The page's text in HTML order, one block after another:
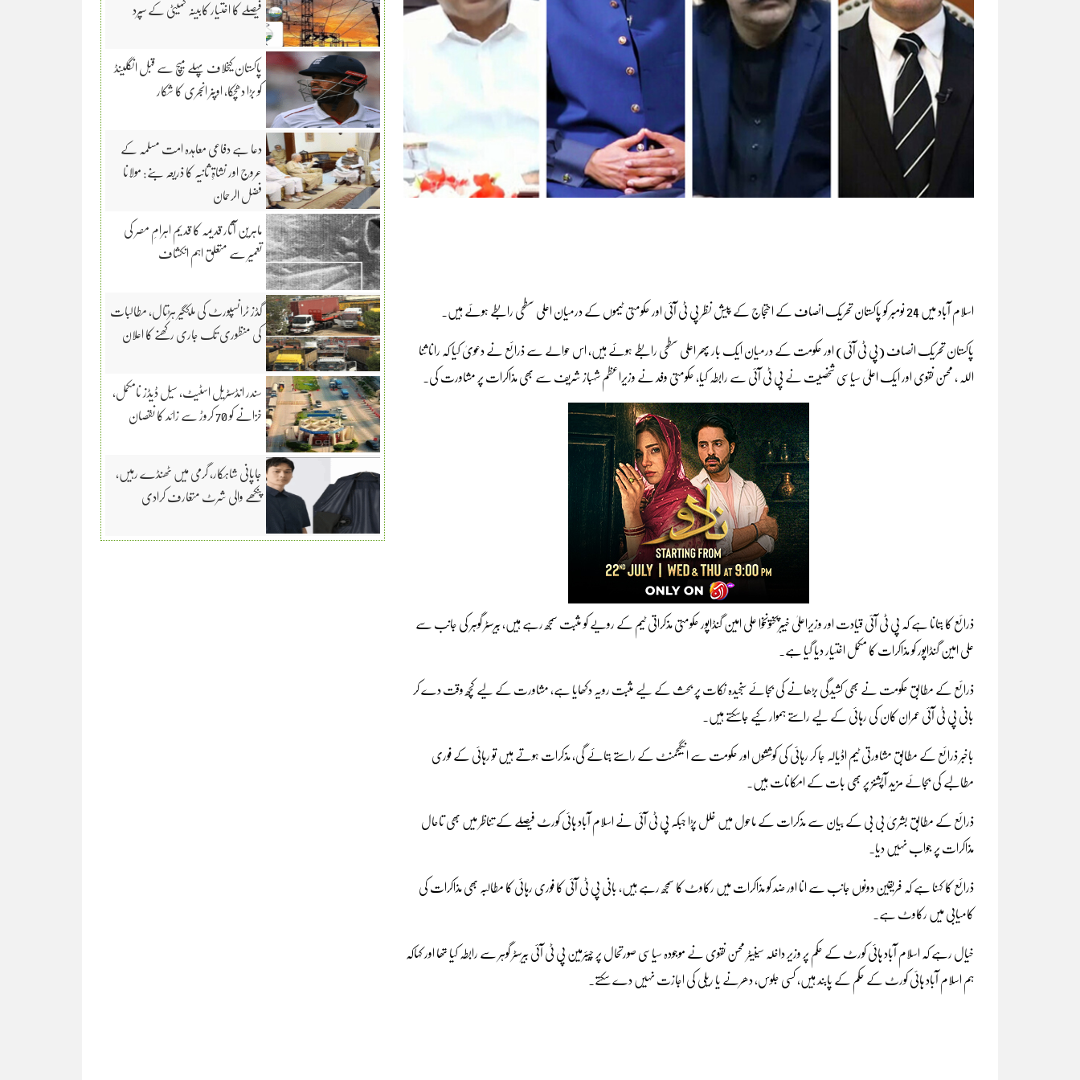
اسلام آباد میں 24 نومبر کو پاکستان تحریک انصاف کے احتجاج کے پیش نظر پی ٹی آئی اور حکومتی ٹیموں کے درمیان اعلی سطحی رابطے ہوئے ہیں۔
پاکستان تحریک انصاف (پی ٹی آئی) اور حکومت کے درمیان ایک بار پھر اعلی سطحی رابطے ہوئے ہیں، اس حوالے سے ذرائع نے دعویٰ کیا کہ رانا ثنا
اللہ ، محسن نقوی اور ایک اعلیٰ سیاسی شخصیت نے پی ٹی آئی سے رابطہ کیا، حکومتی وفد نے وزیراعظم شہباز شریف سے بھی مذاکرات پر مشاورت کی۔
ذرائع کا بتانا ہے کہ پی ٹی آئی قیادت اور وزیراعلیٰ خیبرپختونخوا علی امین گنڈاپور حکومتی مذکراتی ٹیم کے رویے کو مثبت سمجھ رہے ہیں، بیرسٹر گوہر کی جانب سے
علی امین گنڈاپور کو مذاکرات کا مکمل اختیار دیا گیا ہے۔
ذرائع کے مطابق حکومت نے بھی کشیدگی بڑھانے کی بجائے سنجیدہ نکات پر بحث کے لیے مثبت رویہ دکھایا ہے، مشاورت کے لیے کچھ وقت دے کر
بانی پی ٹی آئی عمران کان کی رہائی کے لیے راستے ہموار کیے جاسکتے ہیں۔
باخبر ذرائع کے مطابق مشاورتی ٹیم اڈیالہ جا کر رہائی کی کوششوں اور حکومت سے انگیجمنٹ کے راستے بتائے گی، مذکرات ہوتے ہیں تو رہائی کے فوری
مطالبے کی بجائے مزید آپشنز پر بھی بات کے امکانات ہیں۔
ذرائع کے مطابق بشریٰ بی بی کے بیان سے مذکرات کے ماحول میں خلل پڑا جبکہ پی ٹی آئی نے اسلام آباد ہائی کورٹ فیصلے کے تناظر میں بھی تاحال
مذاکرات پر جواب نہیں دیا۔
ذرائع کا کہنا ہے کہ فریقین دونوں جانب سے انا اور ضد کو مذاکرات میں رکاوٹ کا سمجھ رہے ہیں، بانی پی ٹی آئی کا فوری رہائی کا مطالبہ بھی مذاکرات کی
کامیابی میں رکاوٹ ہے۔
خیال رہے کہ اسلام آباد ہائی کورٹ کے حکم پر وزیر داخلہ سینیٹر محسن نقوی نے موجودہ سیاسی صورتحال پر چیئرمین پی ٹی آئی بیرسٹر گوہر سے رابطہ کیا تھا اور کہاکہ
ہم اسلام آباد ہائی کورٹ کے حکم کے پابند ہیں، کسی جلوس، دھرنے یا ریلی کی اجازت نہیں دے سکتے۔
فیصلے کا اختیار کابینہ کمیٹی کے سپرد
پاکستان کیخلاف پہلے میچ سے قبل انگلینڈ
کو بڑا دھچکا، اوپنر انجری کا شکار
دعا ہے دفاعی معاہدہ امت مسلمہ کے
عروج اور نشاۃِ ثانیہ کا ذریعہ بنے: مولانا
فضل الرحمان
ماہرین آثار قدیمہ کا قدیم اہرامِ مصر کی
تعمیر سے متعلق اہم انکشاف
گڈز ٹرانسپورٹ کی ملکگیر ہڑتال، مطالبات
کی منظوری تک جاری رکھنے کا اعلان
سندر انڈسٹریل اسٹیٹ، سیل ڈیڈز نامکمل،
خزانے کو 70 کروڑ سے زائد کا نقصان
جاپانی شاہکار، گرمی میں ٹھنڈے رہیں،
پنکھے والی شرٹ متعارف کرادی